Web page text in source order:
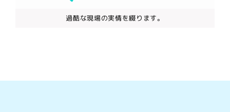
過酷な現場の実情を綴ります。